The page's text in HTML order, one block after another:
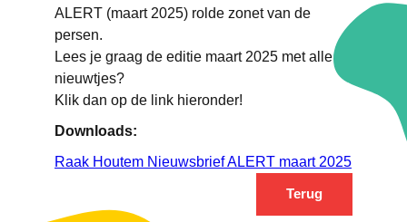
ALERT (maart 2025) rolde zonet van de
persen.
Lees je graag de editie maart 2025 met alle
nieuwtjes?
Klik dan op de link hieronder!
Downloads:
Raak Houtem Nieuwsbrief ALERT maart 2025
Terug